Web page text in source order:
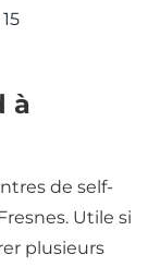
à
de self-
Utile si
plusieurs